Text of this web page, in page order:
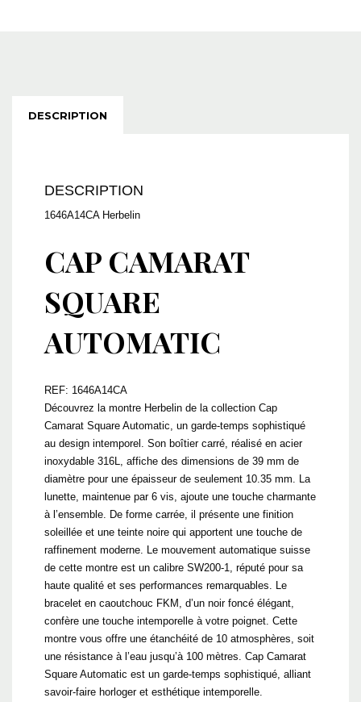
DESCRIPTION
DESCRIPTION
1646A14CA Herbelin
CAP CAMARAT
SQUARE
AUTOMATIC
REF: 1646A14CA
Découvrez la montre Herbelin de la collection Cap
Camarat Square Automatic, un garde-temps sophistiqué
au design intemporel. Son boîtier carré, réalisé en acier
inoxydable 316L, affiche des dimensions de 39 mm de
diamètre pour une épaisseur de seulement 10.35 mm. La
lunette, maintenue par 6 vis, ajoute une touche charmante
à l’ensemble. De forme carrée, il présente une finition
soleillée et une teinte noire qui apportent une touche de
raffinement moderne. Le mouvement automatique suisse
de cette montre est un calibre SW200-1, réputé pour sa
haute qualité et ses performances remarquables. Le
bracelet en caoutchouc FKM, d’un noir foncé élégant,
confère une touche intemporelle à votre poignet. Cette
montre vous offre une étanchéité de 10 atmosphères, soit
une résistance à l’eau jusqu’à 100 mètres. Cap Camarat
Square Automatic est un garde-temps sophistiqué, alliant
savoir-faire horloger et esthétique intemporelle.